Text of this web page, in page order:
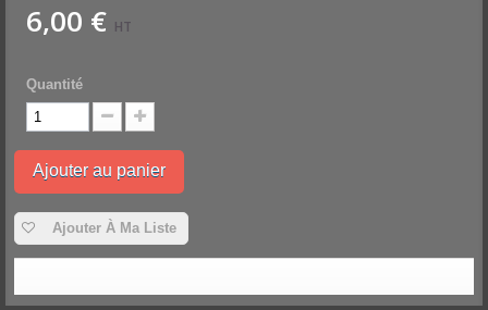
6,00 € HT
Quantité
Ajouter au panier
Ajouter À Ma Liste